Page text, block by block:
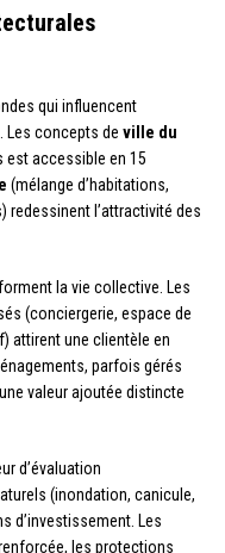
qui influencent
Les concepts de ville du
est accessible en 15
(mélange d’habitations,
l’attractivité des
la vie collective. Les
(conciergerie, espace de
attirent une clientèle en
parfois gérés
valeur ajoutée distincte
d’évaluation
(inondation, canicule,
d’investissement. Les
les protections